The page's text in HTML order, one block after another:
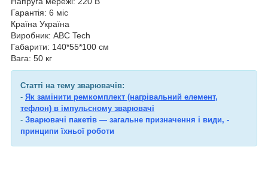
Гарантія: 6 міс
Країна Україна
Виробник: ABC Tech
Габарити: 140*55*100 см
Вага: 50 кг
Статті на тему зварювачів:
- Як замінити ремкомплект (нагрівальний елемент,
тефлон) в імпульсному зварювачі
- Зварювачі пакетів — загальне призначення і види, -
принципи їхньої роботи